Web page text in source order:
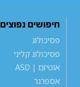
חיפושים נפוצים
פסיכולוג
פסיכולוג קליני
אוטיזם | ASD
אספרגר